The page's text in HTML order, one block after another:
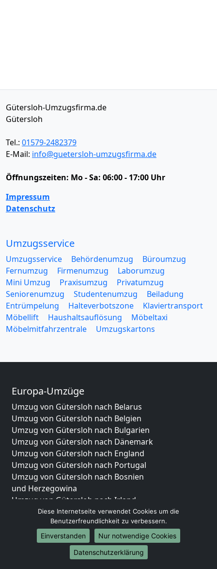
Gütersloh-Umzugsfirma.de
Gütersloh
Tel.: 01579-2482379
E-Mail: info@guetersloh-umzugsfirma.de
Öffnungszeiten: Mo - Sa: 06:00 - 17:00 Uhr
Impressum
Datenschutz
Umzugsservice
Umzugsservice Behördenumzug
Büroumzug
Fernumzug
Firmenumzug
Laborumzug
Mini Umzug
Praxisumzug
Privatumzug
Seniorenumzug
Studentenumzug
Beiladung
Entrümpelung
Halteverbotszone
Klaviertransport
Möbellift
Haushaltsauflösung
Möbeltaxi
Möbelmitfahrzentrale
Umzugskartons
Europa-Umzüge
Umzug von Gütersloh nach Belarus
Umzug von Gütersloh nach Belgien
Umzug von Gütersloh nach Bulgarien
Umzug von Gütersloh nach Dänemark
Umzug von Gütersloh nach England
Umzug von Gütersloh nach Portugal
Umzug von Gütersloh nach Bosnien
und Herzegowina
Umzug von Gütersloh nach Irland
Umzug von Gütersloh nach Lettland
Umzug von Gütersloh nach Zypern
Umzug von Gütersloh nach Kroatien
Umzug von Gütersloh nach Estland
Umzug von Gütersloh nach Finnland
Diese Internetseite verwendet Cookies um die
Benutzerfreundlichkeit zu verbessern.
Einverstanden
Nur notwendige Cookies
Datenschutzerklärung